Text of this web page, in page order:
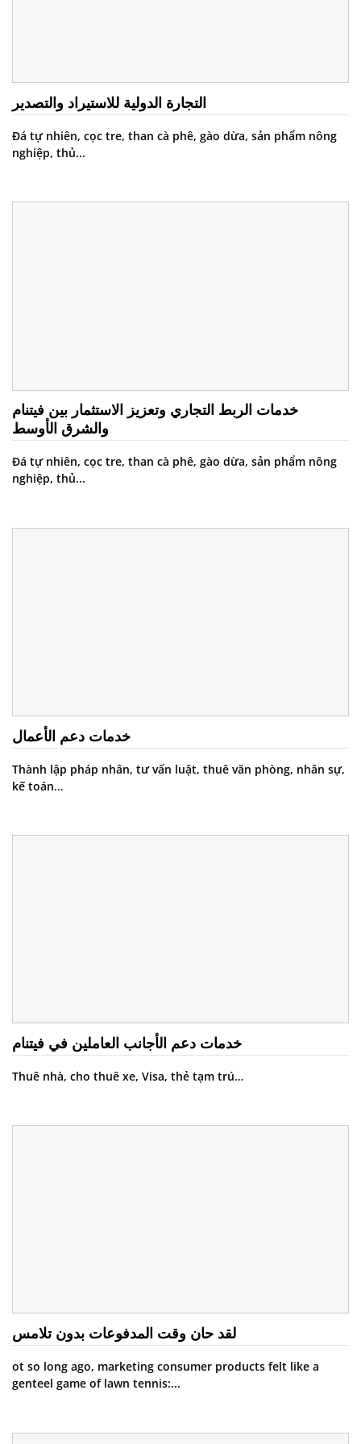
التجارة الدولية للاستيراد والتصدير
Đá tự nhiên, cọc tre, than cà phê, gào dừa, sản phẩm nông
nghiệp, thủ...
خدمات الربط التجاري وتعزيز الاستثمار بين فيتنام
والشرق الأوسط
Đá tự nhiên, cọc tre, than cà phê, gào dừa, sản phẩm nông
nghiệp, thủ...
خدمات دعم الأعمال
Thành lập pháp nhân, tư vấn luật, thuê văn phòng, nhân sự,
kế toán…
خدمات دعم الأجانب العاملين في فيتنام
Thuê nhà, cho thuê xe, Visa, thẻ tạm trú…
لقد حان وقت المدفوعات بدون تلامس
ot so long ago, marketing consumer products felt like a
genteel game of lawn tennis:...